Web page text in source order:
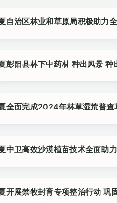
自治区林业和草原局积极助力
彭阳县林下中药材 种出风景 种
全面完成2024年林草湿荒普查
中卫高效沙漠植苗技术全面助
开展禁牧封育专项整治行动 巩